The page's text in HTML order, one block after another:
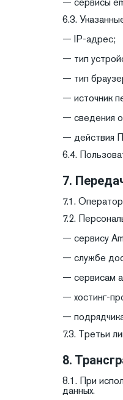
6.3.
— IP-адрес;
— тип
— тип
— источник
— сведения
— действия
6.4.
7.
7.1.
7.2.
— сервису
— службе
— сервисам
— хостинг-
—
7.3. Третьи
8.
8.1. При
данных.